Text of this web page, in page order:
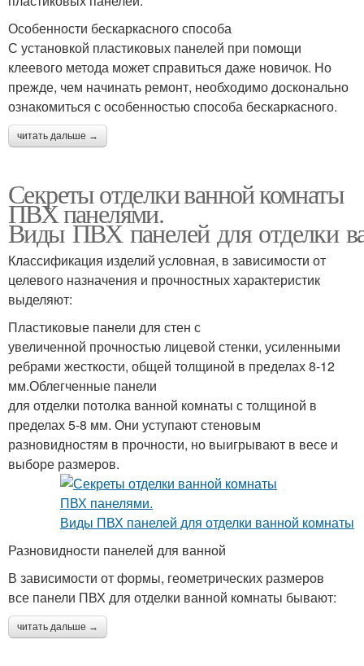
Особенности бескаркасного способа
С установкой пластиковых панелей при помощи
клеевого метода может справиться даже новичок. Но
прежде, чем начинать ремонт, необходимо досконально
ознакомиться с особенностью способа бескаркасного.
читать дальше →
Секреты отделки ванной комнаты
ПВХ панелями.
Виды ПВХ панелей для отделки
Классификация изделий условная, в зависимости от
целевого назначения и прочностных характеристик
выделяют:
Пластиковые панели для стен с
увеличенной прочностью лицевой стенки, усиленными
ребрами жесткости, общей толщиной в пределах 8-12
мм.Облегченные панели
для отделки потолка ванной комнаты с толщиной в
пределах 5-8 мм. Они уступают стеновым
разновидностям в прочности, но выигрывают в весе и
выборе размеров.
Разновидности панелей для ванной
В зависимости от формы, геометрических размеров
все панели ПВХ для отделки ванной комнаты бывают:
читать дальше →